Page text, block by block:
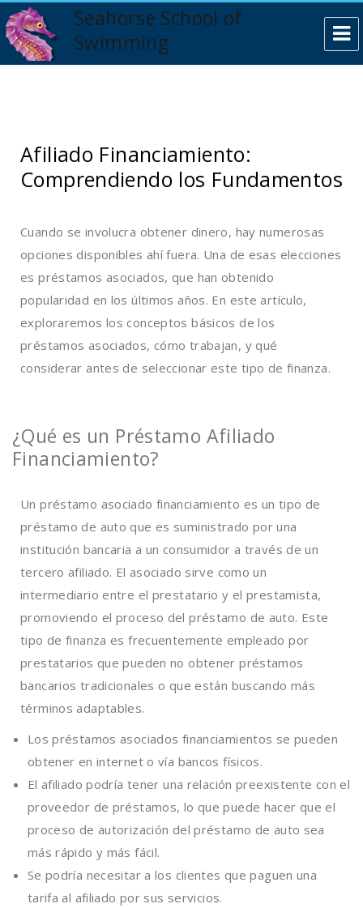
Seahorse School of
Swimming
Afiliado Financiamiento:
Comprendiendo los Fundamentos
Cuando se involucra obtener dinero, hay numerosas
opciones disponibles ahí fuera. Una de esas elecciones
es préstamos asociados, que han obtenido
popularidad en los últimos años. En este artículo,
exploraremos los conceptos básicos de los
préstamos asociados, cómo trabajan, y qué
considerar antes de seleccionar este tipo de finanza.
¿Qué es un Préstamo Afiliado
Financiamiento?
Un préstamo asociado financiamiento es un tipo de
préstamo de auto que es suministrado por una
institución bancaria a un consumidor a través de un
tercero afiliado. El asociado sirve como un
intermediario entre el prestatario y el prestamista,
promoviendo el proceso del préstamo de auto. Este
tipo de finanza es frecuentemente empleado por
prestatarios que pueden no obtener préstamos
bancarios tradicionales o que están buscando más
términos adaptables.
Los préstamos asociados financiamientos se pueden
obtener en internet o vía bancos físicos.
El afiliado podría tener una relación preexistente con el
proveedor de préstamos, lo que puede hacer que el
proceso de autorización del préstamo de auto sea
más rápido y más fácil.
Se podría necesitar a los clientes que paguen una
tarifa al afiliado por sus servicios.